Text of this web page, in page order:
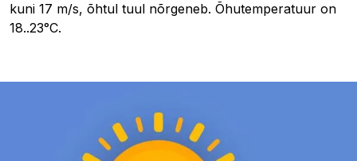
kuni 17 m/s, õhtul tuul nõrgeneb. Õhutemperatuur on
18..23°C.